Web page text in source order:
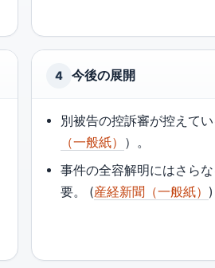
4 今後の展開
別被告の控訴審が控えて
（一般紙） ）。
事件の全容解明にはさら
要。 (産経新聞（一般紙） )